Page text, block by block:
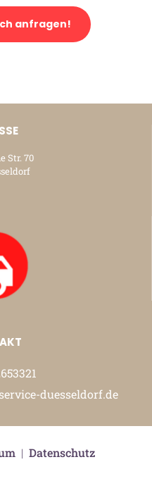
anfragen!
Str. 70
duesseldorf.de
| Datenschutz